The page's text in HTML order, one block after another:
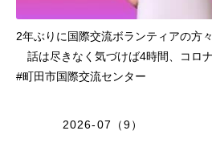
2年ぶりに国際交流ボランティアの方々
話は尽きなく気づけば4時間、コロ
#町田市国際交流センター
2026-07（9）